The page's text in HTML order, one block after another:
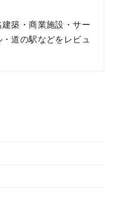
築・商業施設・サー
道の駅などをレビュ